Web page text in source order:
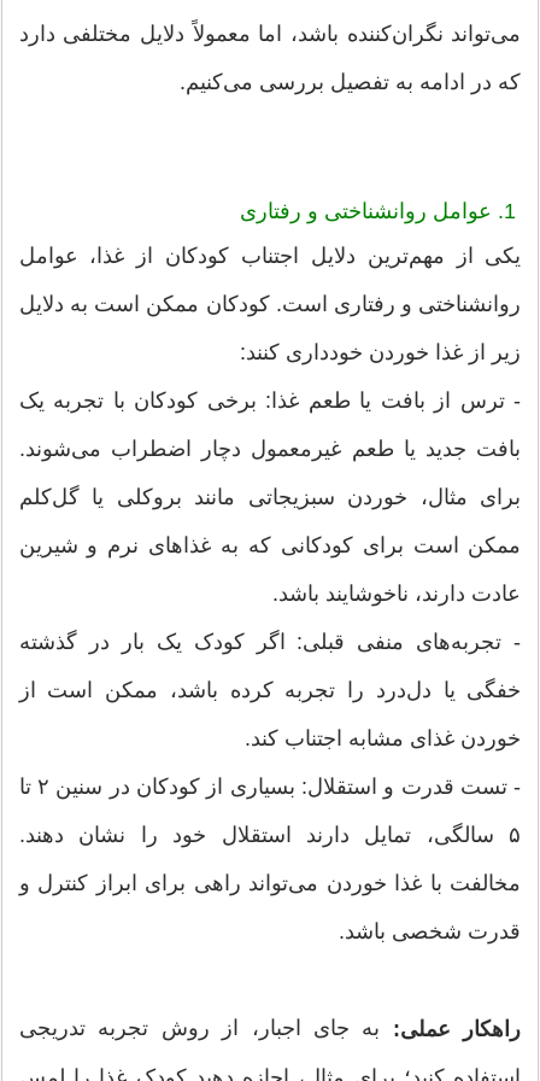
می‌تواند نگران‌کننده باشد، اما معمولاً دلایل مختلفی دارد
که در ادامه به تفصیل بررسی می‌کنیم.
1. عوامل روانشناختی و رفتاری
یکی از مهم‌ترین دلایل اجتناب کودکان از غذا، عوامل
روانشناختی و رفتاری است. کودکان ممکن است به دلایل
زیر از غذا خوردن خودداری کنند:
- ترس از بافت یا طعم غذا: برخی کودکان با تجربه یک
بافت جدید یا طعم غیرمعمول دچار اضطراب می‌شوند.
برای مثال، خوردن سبزیجاتی مانند بروکلی یا گل‌کلم
ممکن است برای کودکانی که به غذاهای نرم و شیرین
عادت دارند، ناخوشایند باشد.
- تجربه‌های منفی قبلی: اگر کودک یک بار در گذشته
خفگی یا دل‌درد را تجربه کرده باشد، ممکن است از
خوردن غذای مشابه اجتناب کند.
- تست قدرت و استقلال: بسیاری از کودکان در سنین ۲ تا
۵ سالگی، تمایل دارند استقلال خود را نشان دهند.
مخالفت با غذا خوردن می‌تواند راهی برای ابراز کنترل و
قدرت شخصی باشد.
راهکار عملی: به جای اجبار، از روش تجربه تدریجی